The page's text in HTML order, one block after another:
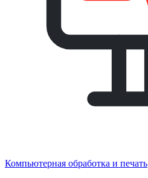
Компьютерная обработка и печать